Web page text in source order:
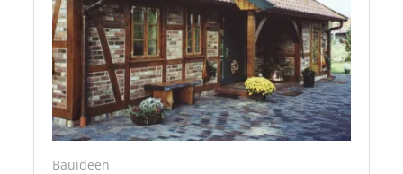
Bauideen